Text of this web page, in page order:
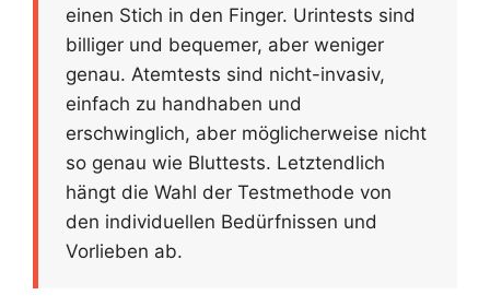
einen Stich in den Finger. Urintests sind
billiger und bequemer, aber weniger
genau. Atemtests sind nicht-invasiv,
einfach zu handhaben und
erschwinglich, aber möglicherweise nicht
so genau wie Bluttests. Letztendlich
hängt die Wahl der Testmethode von
den individuellen Bedürfnissen und
Vorlieben ab.